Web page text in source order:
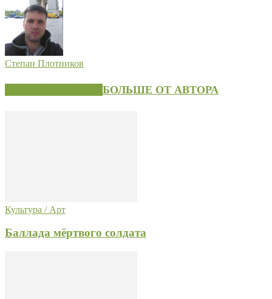
Степан Плотников
БОЛЬШЕ ОТ АВТОРА
Культура / Арт
Баллада мёртвого солдата